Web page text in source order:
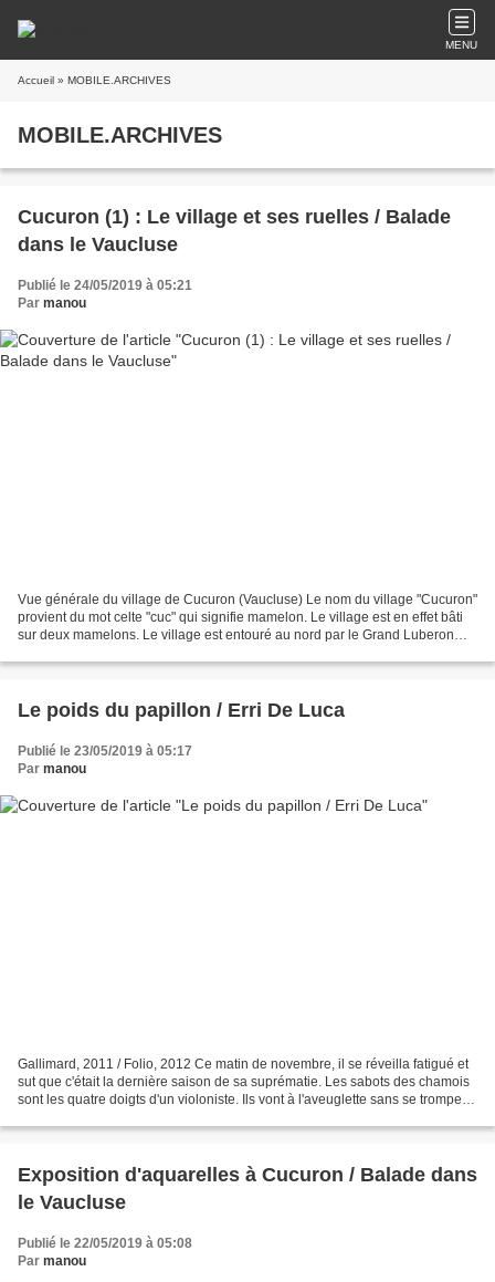
MENU
Accueil » MOBILE.ARCHIVES
MOBILE.ARCHIVES
Cucuron (1) : Le village et ses ruelles / Balade
dans le Vaucluse
Publié le 24/05/2019 à 05:21
Par manou
Vue générale du village de Cucuron (Vaucluse) Le nom du village "Cucuron"
provient du mot celte "cuc" qui signifie mamelon. Le village est en effet bâti
sur deux mamelons. Le village est entouré au nord par le Grand Luberon
Le poids du papillon / Erri De Luca
Publié le 23/05/2019 à 05:17
Par manou
Gallimard, 2011 / Folio, 2012 Ce matin de novembre, il se réveilla fatigué et
sut que c'était la dernière saison de sa suprématie. Les sabots des chamois
sont les quatre doigts d'un violoniste. Ils vont à l'aveuglette sans se tromper
Exposition d'aquarelles à Cucuron / Balade dans
le Vaucluse
Publié le 22/05/2019 à 05:08
Par manou